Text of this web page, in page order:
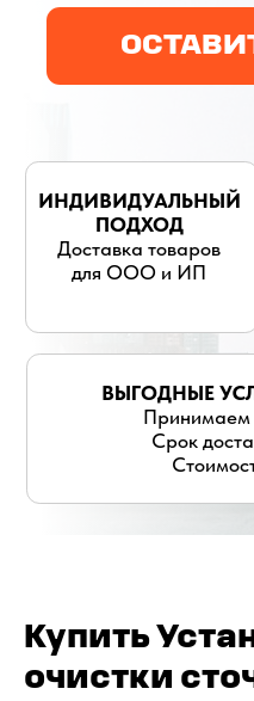
Срок доставки от 3х
Стоимость от 0.7 $/кг
Доставка товаров
для ООО и ИП
Купить
очистки